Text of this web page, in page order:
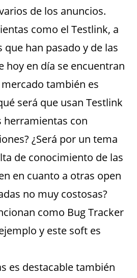
de los anuncios.
como el Testlink, a
que han pasado y de las
hoy en día se encuentran
también es
será que usan Testlink
herramientas con
¿Será por un tema
de conocimiento de las
en cuanto a otras open
no muy costosas?
como Bug Tracker
y este soft es
es destacable también